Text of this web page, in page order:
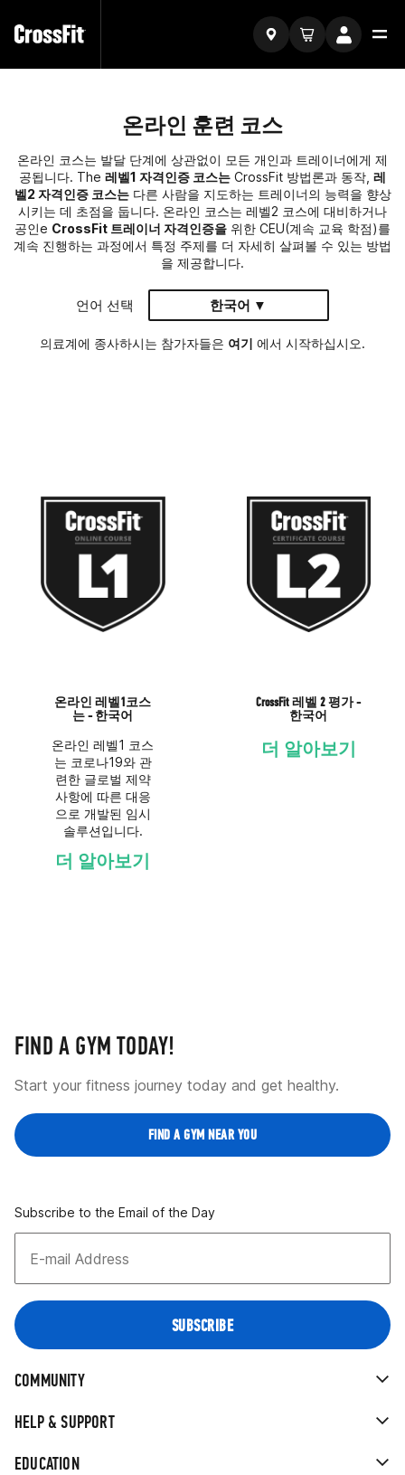
온라인 훈련 코스
온라인 코스는 발달 단계에 상관없이 모든 개인과 트레이너에게 제
공됩니다. The 레벨1 자격인증 코스는 CrossFit 방법론과 동작, 레
벨2 자격인증 코스는다른 사람을 지도하는 트레이너의 능력을 향상
시키는 데 초점을 둡니다. 온라인 코스는 레벨2 코스에 대비하거나
공인e CrossFit 트레이너 자격인증을 위한 CEU(계속 교육 학점)를
계속 진행하는 과정에서 특정 주제를 더 자세히 살펴볼 수 있는 방법
을 제공합니다.
언어 선택 한국어 ▼
의료계에 종사하시는 참가자들은 여기 에서 시작하십시오.
온라인 레벨1코스
는 - 한국어
온라인 레벨1 코스
는 코로나19와 관
련한 글로벌 제약
사항에 따른 대응
으로 개발된 임시
솔루션입니다.
더 알아보기
CrossFit 레벨 2 평가 -
한국어
더 알아보기
EDUCATION
HELP & SUPPORT
COMMUNITY
FIND A GYM TODAY!
Start your fitness journey today and get healthy.
FIND A GYM NEAR YOU
Subscribe to the Email of the Day